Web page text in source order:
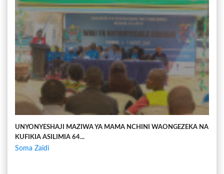
UNYONYESHAJI MAZIWA YA MAMA NCHINI WAONGEZEKA NA
KUFIKIA ASILIMIA 64...
Soma Zaidi